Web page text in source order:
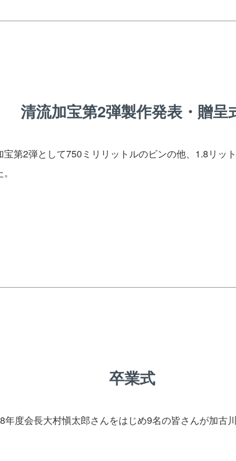
清流加宝第2弾製作発表・贈呈
宝第2弾として750ミリリットルのビンの他、1.8リッ
卒業式
年度会長大村愼太郎さんをはじめ9名の皆さんが加古